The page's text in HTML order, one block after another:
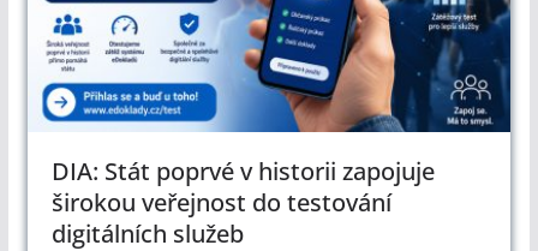
DIA: Stát poprvé v historii zapojuje
širokou veřejnost do testování
digitálních služeb